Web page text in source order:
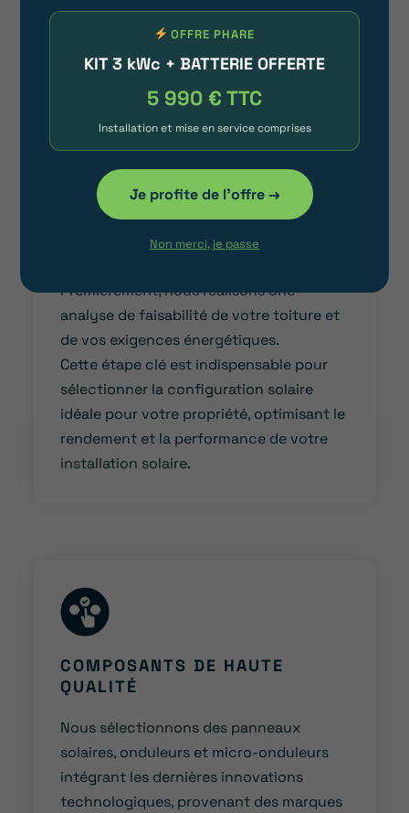
ANALYSE DE FAISABILITÉ
Premièrement, nous réalisons une
analyse de faisabilité de votre toiture et
de vos exigences énergétiques.
Cette étape clé est indispensable pour
sélectionner la configuration solaire
idéale pour votre propriété, optimisant le
rendement et la performance de votre
installation solaire.
COMPOSANTS DE HAUTE
QUALITÉ
Nous sélectionnons des panneaux
solaires, onduleurs et micro-onduleurs
intégrant les dernières innovations
technologiques, provenant des marques
OFFRE PHARE
KIT 3 kWc + BATTERIE OFFERTE
5 990 € TTC
Installation et mise en service comprises
Je profite de l'offre →
Non merci, je passe